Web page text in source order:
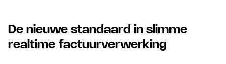
De nieuwe standaard in slimme
realtime factuurverwerking